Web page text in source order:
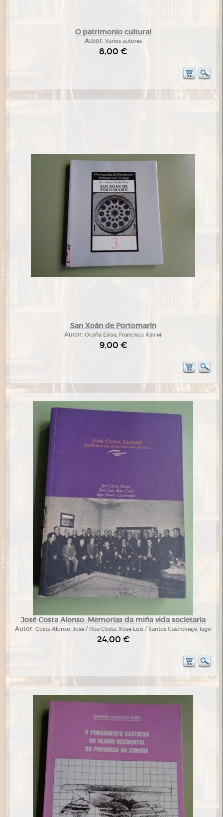
O patrimonio cultural
Autor: Varios autores
8,00 €
San Xoán de Portomarín
Autor: Ocaña Eiroa, Francisco Xavier
9,00 €
José Costa Alonso. Memorias da miña vida societaria
Autor: Costa Alonso, José / Rúa Costa, Xosé Luís / Santos Castroviejo, Iago
24,00 €